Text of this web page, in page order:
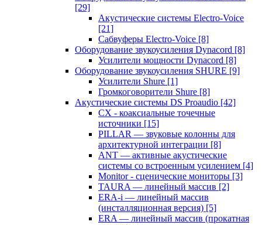
[29]
Акустические системы Electro-Voice
[21]
Сабвуферы Electro-Voice [8]
Оборудование звукоусиления Dynacord [8]
Усилители мощности Dynacord [8]
Оборудование звукоусиления SHURE [9]
Усилители Shure [1]
Громкоговорители Shure [8]
Акустические системы DS Proaudio [42]
CX - коаксиальные точечные
источники [15]
PILLAR — звуковые колонны для
архитектурной интеграции [8]
ANT — активные акустические
системы со встроенным усилением [4]
Monitor - сценические мониторы [3]
TAURA — линейный массив [2]
ERA-i — линейный массив
(инсталляционная версия) [5]
ERA — линейный массив (прокатная